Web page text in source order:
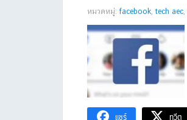
หมวดหมู่:facebook,tech aec,
แชร์ ทวีต